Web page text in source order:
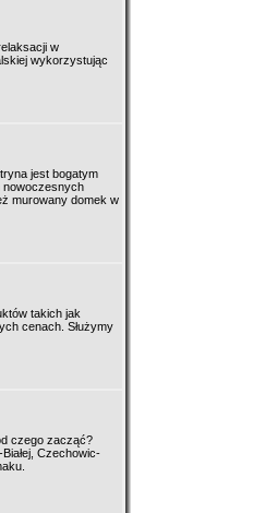
w
wykorzystując
jest bogatym
nowoczesnych
murowany domek w
takich jak
cenach. Służymy
czego zacząć?
Czechowic-